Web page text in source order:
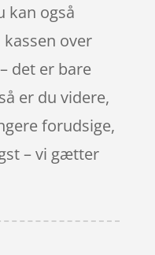
kan også
over
det er bare
er du videre,
forudsige,
– vi gætter